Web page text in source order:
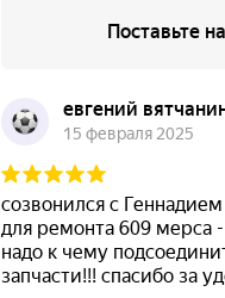
частью. При
вибрация на рулевом
подвески — пришлось
также провести
Работы были
использовали
выполненные работы.
стабильно, никаких
Большое спасибо за